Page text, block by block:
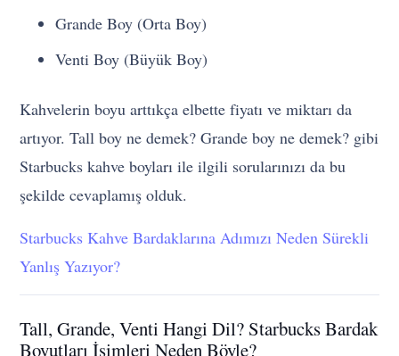
Grande Boy (Orta Boy)
Venti Boy (Büyük Boy)
Kahvelerin boyu arttıkça elbette fiyatı ve miktarı da
artıyor. Tall boy ne demek? Grande boy ne demek? gibi
Starbucks kahve boyları ile ilgili sorularınızı da bu
şekilde cevaplamış olduk.
Starbucks Kahve Bardaklarına Adımızı Neden Sürekli
Yanlış Yazıyor?
Tall, Grande, Venti Hangi Dil? Starbucks Bardak
Boyutları İsimleri Neden Böyle?